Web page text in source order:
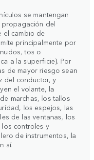
se mantengan
propagación del
el cambio de
principalmente por
tos o
a la superficie). Por
de mayor riesgo sean
del conductor, y
el volante, la
marchas, los tallos
los espejos, las
de las ventanas, los
controles y
de instrumentos, la
sí.